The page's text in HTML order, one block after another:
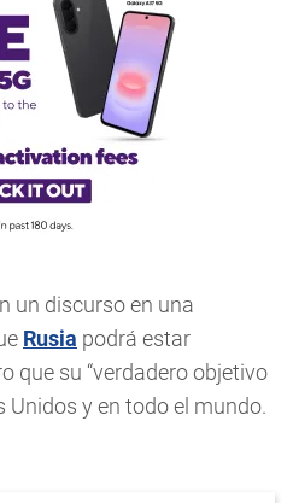
un discurso en una
Rusia podrá estar
que su “verdadero objetivo
Unidos y en todo el mundo.